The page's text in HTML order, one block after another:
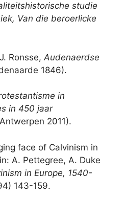
studie
Van die beroerlicke
Ronsse, Audenaerdse
1846).
in
in 450 jaar
2011).
face of Calvinism in
A. Pettegree, A. Duke
in Europe, 1540-
143-159.